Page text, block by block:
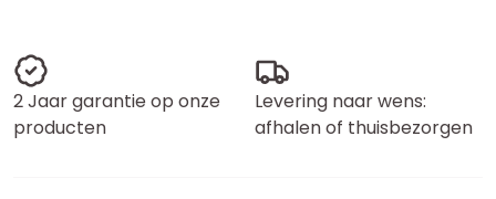
2 Jaar garantie op onze
producten
Levering naar wens:
afhalen of thuisbezorgen